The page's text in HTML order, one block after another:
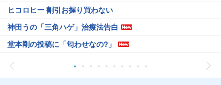
ヒコロヒー 割引お握り買わない
神田うの「三角ハゲ」治療法告白
堂本剛の投稿に「匂わせなの?」